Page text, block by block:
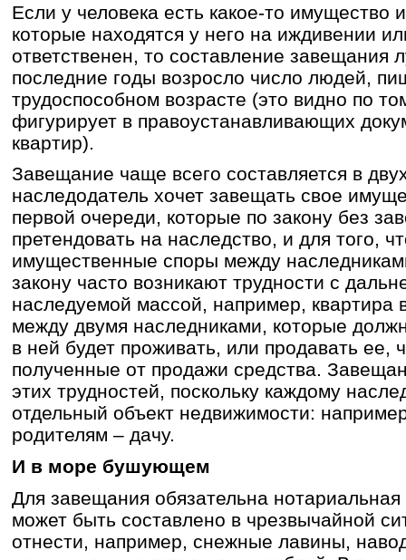
Если у человека есть какое-то имущество
которые находятся у него на иждивении
ответственен, то составление завещания
последние годы возросло число людей,
трудоспособном возрасте (это видно по
фигурирует в правоустанавливающих
квартир).
Завещание чаще всего составляется в
наследодатель хочет завещать свое
первой очереди, которые по закону без
претендовать на наследство, и для того,
имущественные споры между
закону часто возникают трудности с
наследуемой массой, например, квартира
между двумя наследниками, которые
в ней будет проживать, или продавать ее,
полученные от продажи средства.
этих трудностей, поскольку каждому
отдельный объект недвижимости:
родителям – дачу.
И в море бушующем
Для завещания обязательна
может быть составлено в чрезвычайной
отнести, например, снежные лавины,